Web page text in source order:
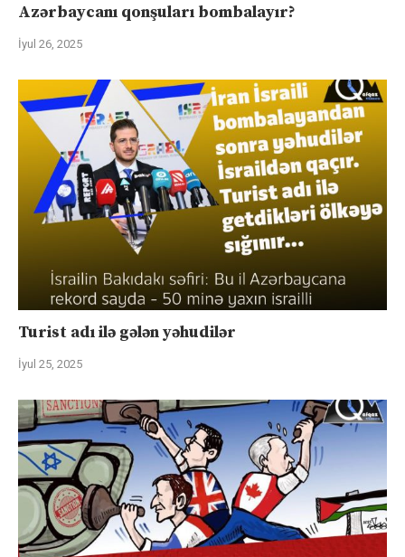
Azərbaycanı qonşuları bombalayır?
İyul 26, 2025
Turist adı ilə gələn yəhudilər
İyul 25, 2025